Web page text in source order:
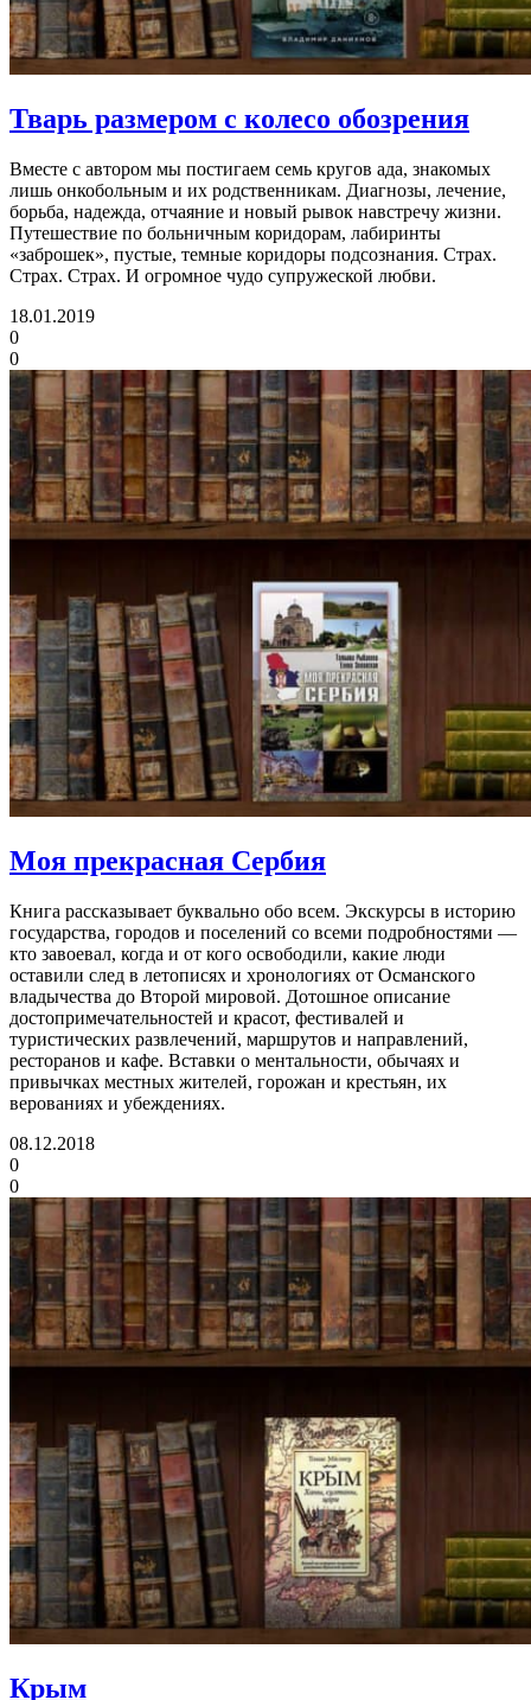
Тварь размером с колесо обозрения
Вместе с автором мы постигаем семь кругов ада, знакомых
лишь онкобольным и их родственникам. Диагнозы, лечение,
борьба, надежда, отчаяние и новый рывок навстречу жизни.
Путешествие по больничным коридорам, лабиринты
«заброшек», пустые, темные коридоры подсознания. Страх.
Страх. Страх. И огромное чудо супружеской любви.
18.01.2019
0
0
Моя прекрасная Сербия
Книга рассказывает буквально обо всем. Экскурсы в историю
государства, городов и поселений со всеми подробностями —
кто завоевал, когда и от кого освободили, какие люди
оставили след в летописях и хронологиях от Османского
владычества до Второй мировой. Дотошное описание
достопримечательностей и красот, фестивалей и
туристических развлечений, маршрутов и направлений,
ресторанов и кафе. Вставки о ментальности, обычаях и
привычках местных жителей, горожан и крестьян, их
верованиях и убеждениях.
08.12.2018
0
0
Крым